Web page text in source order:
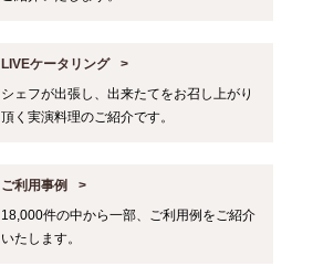
LIVEケータリング
シェフが出張し、出来たてをお召し上がり
頂く実演料理のご紹介です。
ご利用事例
18,000件の中から一部、ご利用例をご紹介
いたします。